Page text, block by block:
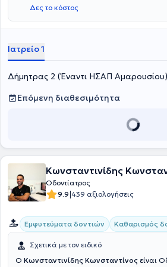
προσαρμοσμένων στις ανάγκες των
Δες το κόστος
Ιατρείο 1
Δήμητρας 2 (Έναντι ΗΣΑΠ
Επόμενη διαθεσιμότητα
Κωνσταντινίδης
Οδοντίατρος
9.9|439 αξιολογήσεις
Εμφυτεύματα δοντιών Καθαρισμός
Σχετικά με τον ειδικό
Ο Κωνσταντινίδης Κωνσταντίνος είναι